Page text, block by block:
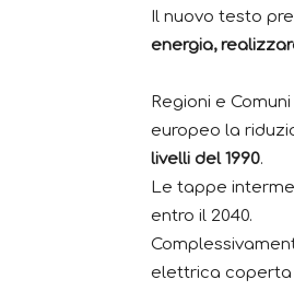
Il nuovo testo
energia,
Regioni e
europeo la
livelli del 1990.
Le tappe
entro il 2040.
elettrica coperta